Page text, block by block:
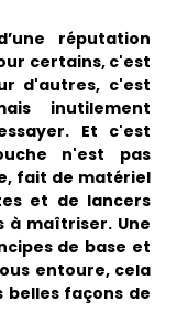
Türk
Українська
réputation
certains, c'est
d'autres, c'est
inutilement
Et c'est
n'est pas
fait de matériel
et de lancers
à maîtriser. Une
de base et
entoure, cela
belles façons de